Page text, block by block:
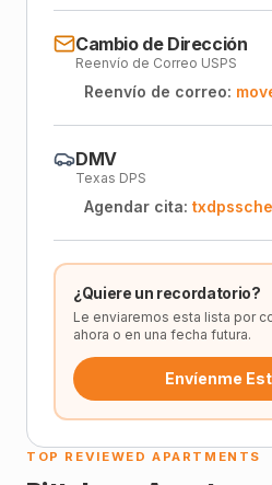
Cambio de Dirección
Reenvío de Correo USPS
Reenvío de correo:
DMV
Texas DPS
Agendar cita:
¿Quiere un recordatorio?
Le enviaremos esta lista por
ahora o en una fecha futura.
Envíenme
TOP REVIEWED APARTMENTS